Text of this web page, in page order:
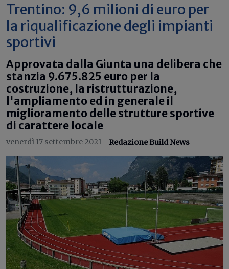
Trentino: 9,6 milioni di euro per
la riqualificazione degli impianti
sportivi
Approvata dalla Giunta una delibera che
stanzia 9.675.825 euro per la
costruzione, la ristrutturazione,
l'ampliamento ed in generale il
miglioramento delle strutture sportive
di carattere locale
venerdì 17 settembre 2021 - Redazione Build News